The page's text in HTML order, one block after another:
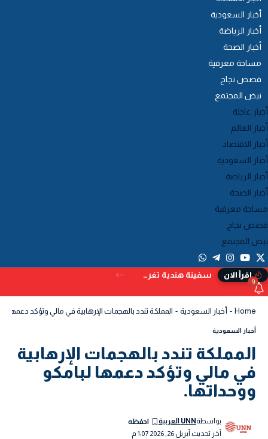
أخبار السعودية
أخبار الرياضة
أخبار الصحة
مساحة معرفية
قصص نجاح
نبض المجتمع
عاجلة
العالم
الاقتصاد
السعودية
الرياضة
الصحة
معرفية
نجاح
المجتمع
إقرأ الان سفينة هندية تغرق قبالة سواحل اليمن بعد تعرضها للإصابة بمقذوف
9
Home أخبار السعودية المملكة تندد بالهجمات الإرهابية في مالي وتؤكد دعمها
أخبار السعودية
المملكة تندد بالهجمات الإرهابية
في مالي وتؤكد دعمها لبامكو
ووحداتها.
آخر تحديث أبريل 26, 2026 1:07 م
بواسطةUNN العربية